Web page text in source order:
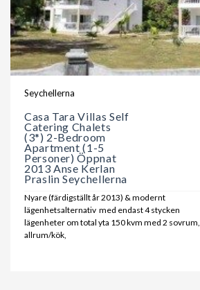
Seychellerna
Casa Tara Villas Self
Catering Chalets
(3*) 2-Bedroom
Apartment (1-5
Personer) Öppnat
2013 Anse Kerlan
Praslin Seychellerna
Nyare (färdigställt år 2013) & modernt
lägenhetsalternativ med endast 4 stycken
lägenheter om total yta 150 kvm med 2 sovrum,
allrum/kök,